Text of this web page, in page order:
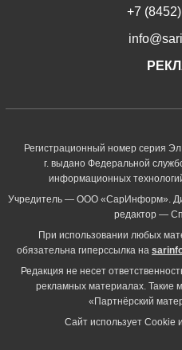
+7
Регистрационный номер серия
г. выдано Федеральной
информационных
Учредитель — ООО «СарИнформ».
редактор —
При использовании любых
обязательна гиперссылка на
Редакция не несет
рекламных материалах. Такие
«Партнёрский
Сайт использует Cookie